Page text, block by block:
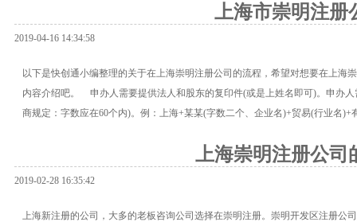
上海市崇明注册
2019-04-16 14:34:58
以下是快创通小编整理的关于在上海崇明注册公司的流程，希望对想要在上海
内容介绍吧。 申办人需要提供法人和股东的复印件(或是上姓名即可)。申办
商规定：字数应在60个内)。例：上海+某某(字数二个、企业名)+贸易(行业名
上海崇明注册公司
2019-02-28 16:35:42
上海新注册的公司，大多的老板咨询公司选择在崇明注册。崇明开发区注册